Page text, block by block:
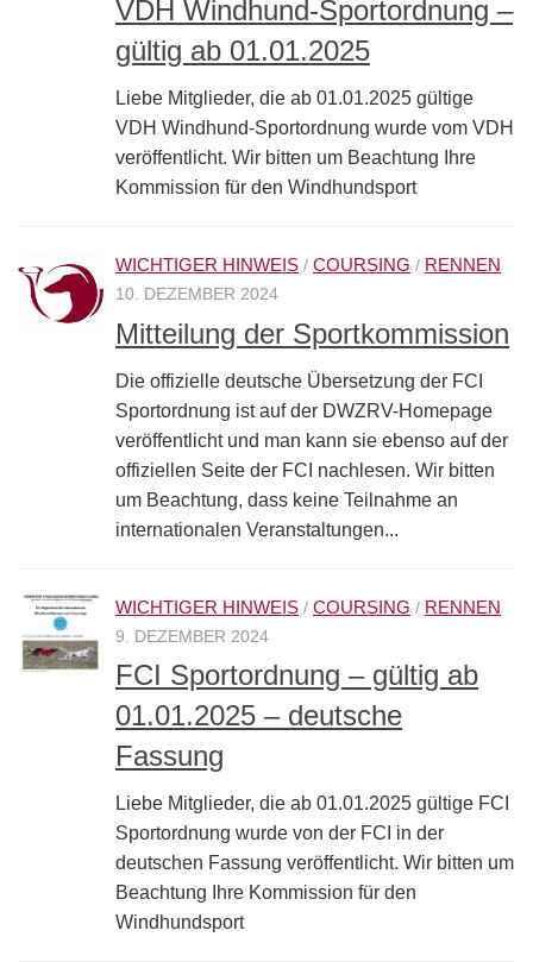
VDH Windhund-Sportordnung –
gültig ab 01.01.2025
Liebe Mitglieder, die ab 01.01.2025 gültige
VDH Windhund-Sportordnung wurde vom VDH
veröffentlicht. Wir bitten um Beachtung Ihre
Kommission für den Windhundsport
WICHTIGER HINWEIS / COURSING / RENNEN
10. DEZEMBER 2024
Mitteilung der Sportkommission
Die offizielle deutsche Übersetzung der FCI
Sportordnung ist auf der DWZRV-Homepage
veröffentlicht und man kann sie ebenso auf der
offiziellen Seite der FCI nachlesen. Wir bitten
um Beachtung, dass keine Teilnahme an
internationalen Veranstaltungen...
WICHTIGER HINWEIS / COURSING / RENNEN
9. DEZEMBER 2024
FCI Sportordnung – gültig ab
01.01.2025 – deutsche
Fassung
Liebe Mitglieder, die ab 01.01.2025 gültige FCI
Sportordnung wurde von der FCI in der
deutschen Fassung veröffentlicht. Wir bitten um
Beachtung Ihre Kommission für den
Windhundsport